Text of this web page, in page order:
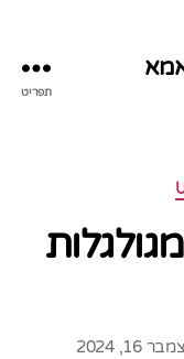
תפריט
16, 2024